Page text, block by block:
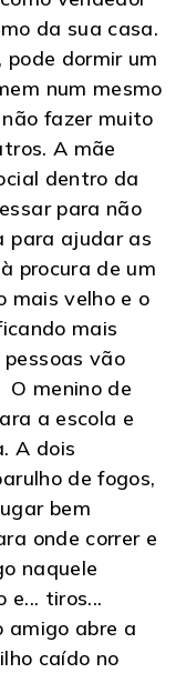
da sua casa.
dormir um
num mesmo
fazer muito
A mãe
dentro da
para não
para ajudar as
procura de um
mais velho e o
mais
vão
menino de
a escola e
A dois
de fogos,
bem
onde correr e
naquele
e... tiros...
amigo abre a
caído no